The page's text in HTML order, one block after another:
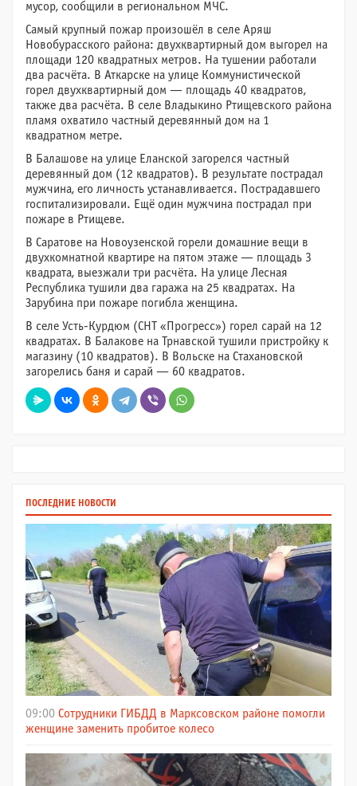
мусор, сообщили в региональном МЧС.
Самый крупный пожар произошёл в селе Аряш
Новобурасского района: двухквартирный дом выгорел на
площади 120 квадратных метров. На тушении работали
два расчёта. В Аткарске на улице Коммунистической
горел двухквартирный дом — площадь 40 квадратов,
также два расчёта. В селе Владыкино Ртищевского района
пламя охватило частный деревянный дом на 1
квадратном метре.
В Балашове на улице Еланской загорелся частный
деревянный дом (12 квадратов). В результате пострадал
мужчина, его личность устанавливается. Пострадавшего
госпитализировали. Ещё один мужчина пострадал при
пожаре в Ртищеве.
В Саратове на Новоузенской горели домашние вещи в
двухкомнатной квартире на пятом этаже — площадь 3
квадрата, выезжали три расчёта. На улице Лесная
Республика тушили два гаража на 25 квадратах. На
Зарубина при пожаре погибла женщина.
В селе Усть-Курдюм (СНТ «Прогресс») горел сарай на 12
квадратах. В Балакове на Трнавской тушили пристройку к
магазину (10 квадратов). В Вольске на Стахановской
загорелись баня и сарай — 60 квадратов.
ПОСЛЕДНИЕ НОВОСТИ
09:00 Сотрудники ГИБДД в Марксовском районе помогли
женщине заменить пробитое колесо